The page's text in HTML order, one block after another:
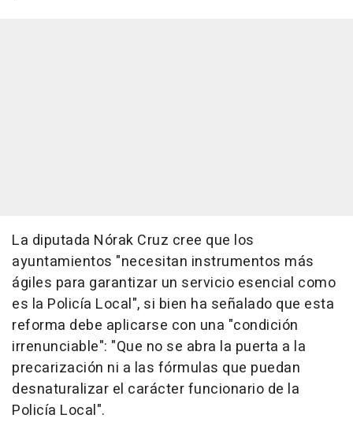
La diputada Nórak Cruz cree que los
ayuntamientos "necesitan instrumentos más
ágiles para garantizar un servicio esencial como
es la Policía Local", si bien ha señalado que esta
reforma debe aplicarse con una "condición
irrenunciable": "Que no se abra la puerta a la
precarización ni a las fórmulas que puedan
desnaturalizar el carácter funcionario de la
Policía Local".